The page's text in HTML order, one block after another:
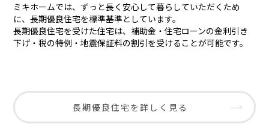
ミキホームでは、ずっと長く安心して暮らしていただくため
に、長期優良住宅を標準基準としています。
長期優良住宅を受けた住宅は、補助金・住宅ローンの金利引き
下げ・税の特例・地震保証料の割引を受けることが可能です。
長期優良住宅を詳しく見る